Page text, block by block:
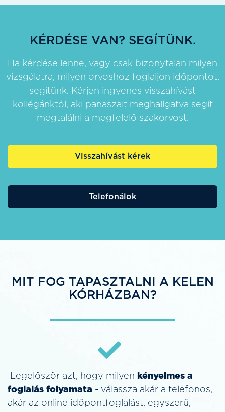
KÉRDÉSE VAN? SEGÍTÜNK.
Ha kérdése lenne, vagy csak bizonytalan milyen
vizsgálatra, milyen orvoshoz foglaljon időpontot,
segítünk. Kérjen ingyenes visszahívást
kollégánktól, aki panaszait meghallgatva segít
megtalálni a megfelelő szakorvost.
Visszahívást kérek
Telefonálok
MIT FOG TAPASZTALNI A KELEN
KÓRHÁZBAN?
Legelőször azt, hogy milyen kényelmes a
foglalás folyamata - válassza akár a telefonos,
akár az online időpontfoglalást, egyszerű,